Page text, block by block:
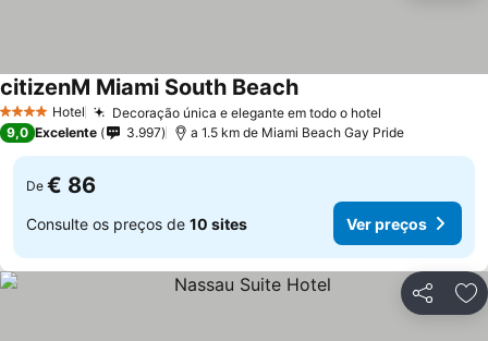
4 EstrelasHotel Decoração única e elegante em todo o hotel
citizenM Miami South BeachVer preços
9,0 Excelente 3.997 a 1.5 km de Miami Beach Gay Pride
De € 86
Consulte os preços de 10 sites Ver preços
Partilhar